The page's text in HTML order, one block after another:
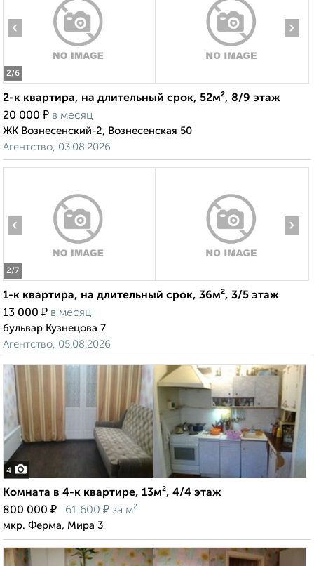
2/6
‹ ›
2-к квартира, на длительный срок, 52м², 8/9 этаж
20 000 ₽ в месяц
ЖК Вознесенский-2, Вознесенская 50
Агентство, 03.08.2026
2/7
‹ ›
1-к квартира, на длительный срок, 36м², 3/5 этаж
13 000 ₽ в месяц
бульвар Кузнецова 7
Агентство, 05.08.2026
4
Комната в 4-к квартире, 13м², 4/4 этаж
800 000 ₽ 61 600 ₽ за м²
мкр. Ферма, Мира 3